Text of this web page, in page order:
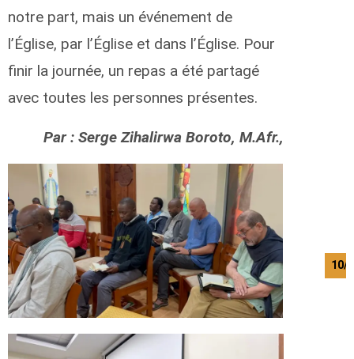
notre part, mais un événement de
l’Église, par l’Église et dans l’Église. Pour
finir la journée, un repas a été partagé
avec toutes les personnes présentes.
Par : Serge Zihalirwa Boroto, M.Afr.,
10/